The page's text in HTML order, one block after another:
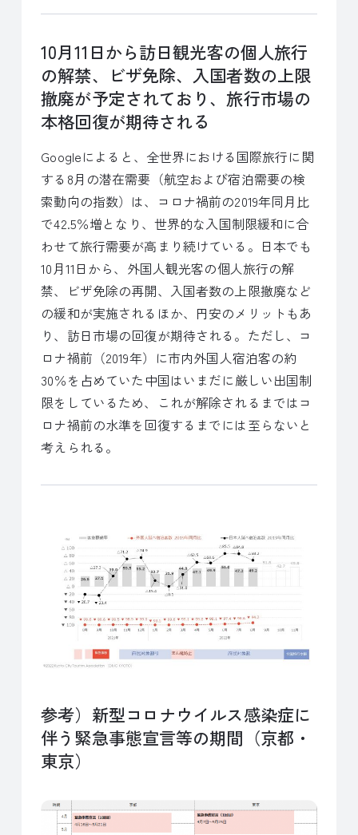
10月11日から訪日観光客の個人旅行
の解禁、ビザ免除、入国者数の上限
撤廃が予定されており、旅行市場の
本格回復が期待される
Googleによると、全世界における国際旅行に関
する8月の潜在需要（航空および宿泊需要の検
索動向の指数）は、コロナ禍前の2019年同月比
で42.5％増となり、世界的な入国制限緩和に合
わせて旅行需要が高まり続けている。日本でも
10月11日から、外国人観光客の個人旅行の解
禁、ビザ免除の再開、入国者数の上限撤廃など
の緩和が実施されるほか、円安のメリットもあ
り、訪日市場の回復が期待される。ただし、コ
ロナ禍前（2019年）に市内外国人宿泊客の約
30％を占めていた中国はいまだに厳しい出国制
限をしているため、これが解除されるまではコ
ロナ禍前の水準を回復するまでには至らないと
考えられる。
参考）新型コロナウイルス感染症に
伴う緊急事態宣言等の期間（京都・
東京）